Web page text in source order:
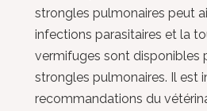
strongles pulmonaires peut
infections parasitaires et la
vermifuges sont disponibles
strongles pulmonaires. Il est
recommandations du